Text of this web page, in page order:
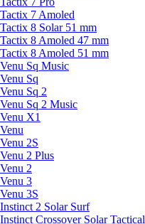
7 Amoled
8 Solar 51 mm
8 Amoled 47 mm
8 Amoled 51 mm
Sq Music
Sq
Sq 2
Sq 2 Music
X1
2S
2 Plus
2
3
3S
2 Solar Surf
Crossover Solar Tactical